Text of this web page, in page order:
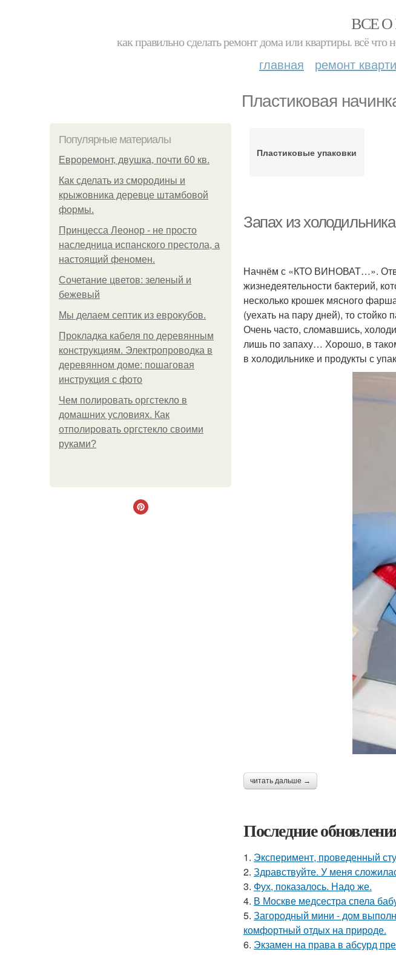
ВСЕ
как правильно сделать ремонт дома или квартиры. всё
главная ремонт
Пластиковая
Популярные материалы
Евроремонт, двушка, почти 60 кв.
Как сделать из смородины и
крыжовника деревце штамбовой
формы.
Принцесса Леонор - не просто
наследница испанского престола, а
настоящий феномен.
Сочетание цветов: зеленый и
бежевый
Мы делаем септик из еврокубов.
Прокладка кабеля по деревянным
конструкциям. Электропроводка в
деревянном доме: пошаговая
инструкция с фото
Чем полировать оргстекло в
домашних условиях. Как
отполировать оргстекло своими
руками?
Пластиковые упаковки
Запах из
Начнём с «КТО ВИНОВАТ…».
жизнедеятельности бактерий,
несколько крошек мясного
(уехать на пару дней), то стойко
Очень часто, сломавшись,
лишь по запаху… Хорошо, в
в холодильнике и продукты с
читать дальше →
Последние
1. Эксперимент, проведенный
2. Здравствуйте. У меня
3. Фух, показалось. Надо же.
4. В Москве медсестра спела
5. Загородный мини - дом
комфортный отдых на природе.
6. Экзамен на права в абсурд